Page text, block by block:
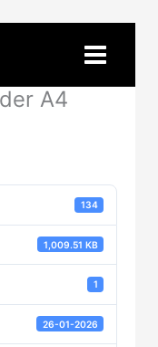
A4
134
1,009.51 KB
1
26-01-2026